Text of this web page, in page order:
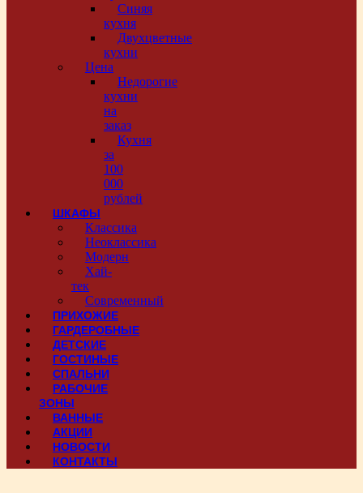
Синяя
кухня
Двухцветные
кухни
Цена
Недорогие
кухни
на
заказ
Кухня
за
100
000
рублей
ШКАФЫ
Классика
Неоклассика
Модерн
Хай-
тек
Современный
ПРИХОЖИЕ
ГАРДЕРОБНЫЕ
ДЕТСКИЕ
ГОСТИНЫЕ
СПАЛЬНИ
РАБОЧИЕ
ЗОНЫ
ВАННЫЕ
АКЦИИ
НОВОСТИ
КОНТАКТЫ